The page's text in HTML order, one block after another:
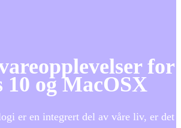
for
10 og MacOSX
er en integrert del av våre liv, er det